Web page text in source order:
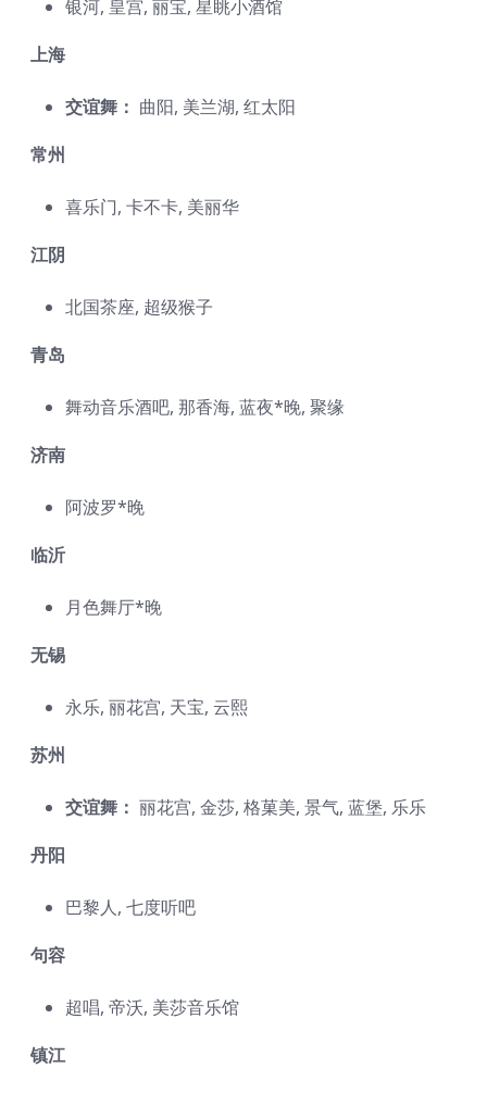
银河, 皇宫, 丽宝, 星眺小酒馆
上海
交谊舞： 曲阳, 美兰湖, 红太阳
常州
喜乐门, 卡不卡, 美丽华
江阴
北国茶座, 超级猴子
青岛
舞动音乐酒吧, 那香海, 蓝夜*晚, 聚缘
济南
阿波罗*晚
临沂
月色舞厅*晚
无锡
永乐, 丽花宫, 天宝, 云熙
苏州
交谊舞： 丽花宫, 金莎, 格菓美, 景气, 蓝堡, 乐乐
丹阳
巴黎人, 七度听吧
句容
超唱, 帝沃, 美莎音乐馆
镇江